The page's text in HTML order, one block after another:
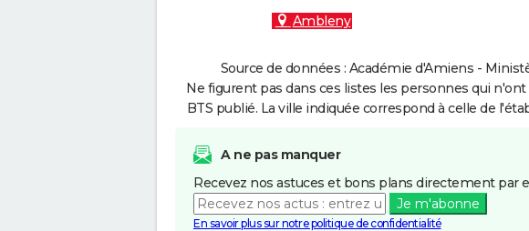
Ambleny
Source de données : Académie d'Amiens -
Ne figurent pas dans ces listes les personnes qui
BTS publié. La ville indiquée correspond à celle de
A ne pas manquer
Recevez nos astuces et bons plans directement par
Je m'abonne
En savoir plus sur notre politique de confidentialité